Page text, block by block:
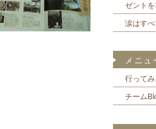
ゼント
涙はすべ
メニュ
行って
チーム